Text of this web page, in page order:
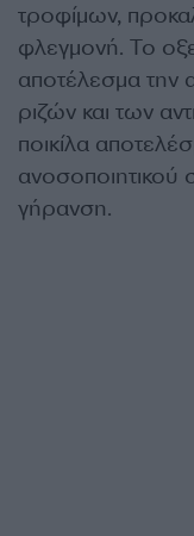
τροφίμων,
φλεγμονή. Το
αποτέλεσμα την
ριζών και των
ποικίλα
γήρανση.